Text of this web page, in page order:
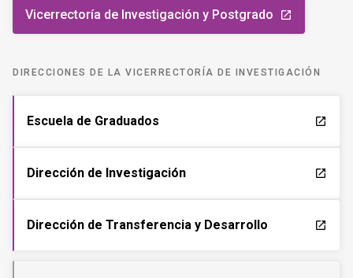
Vicerrectoría de Investigación y Postgrado launch
DIRECCIONES DE LA VICERRECTORÍA DE INVESTIGACIÓN
Escuela de Graduados launch
Dirección de Investigación launch
Dirección de Transferencia y Desarrollo launch